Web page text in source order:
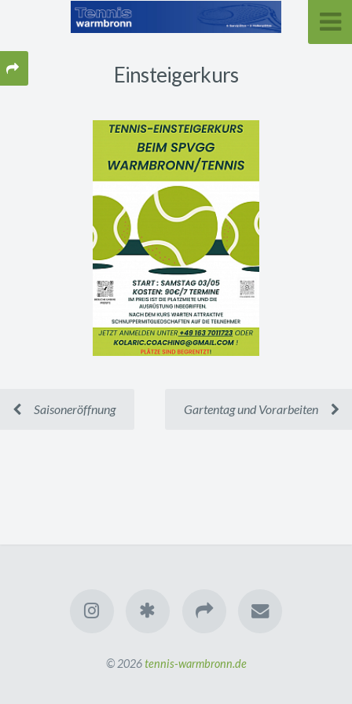
Einsteigerkurs
Saisoneröffnung Gartentag und Vorarbeiten
© 2026tennis-warmbronn.de